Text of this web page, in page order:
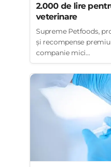
2.000 de lire
veterinare
Supreme Petfoods,
și recompense
companie mici...